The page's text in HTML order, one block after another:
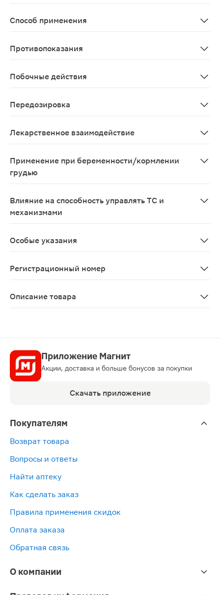
Способ применения
Противопоказания
Побочные действия
Передозировка
Лекарственное взаимодействие
Применение при беременности/кормлении
грудью
Влияние на способность управлять ТС и
механизмами
Особые указания
Регистрационный номер
Описание товара
Приложение Магнит
Акции, доставка и больше бонусов за покупки
Скачать приложение
Покупателям
Возврат товара
Вопросы и ответы
Найти аптеку
Как сделать заказ
Правила применения скидок
Оплата заказа
Обратная связь
О компании